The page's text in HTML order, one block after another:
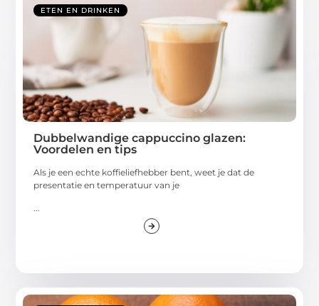
ETEN EN DRINKEN
Dubbelwandige cappuccino glazen:
Voordelen en tips
Als je een echte koffieliefhebber bent, weet je dat de
presentatie en temperatuur van je
...